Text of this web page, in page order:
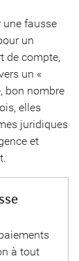
une fausse
un
de compte,
un «
bon nombre
elles
juridiques
et
à tout